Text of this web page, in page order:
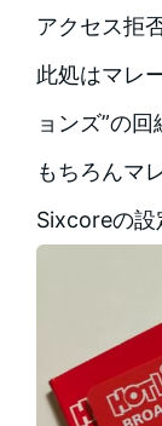
アクセス拒
此処はマレ
ョンズ”の
もちろんマ
Sixcoreの設